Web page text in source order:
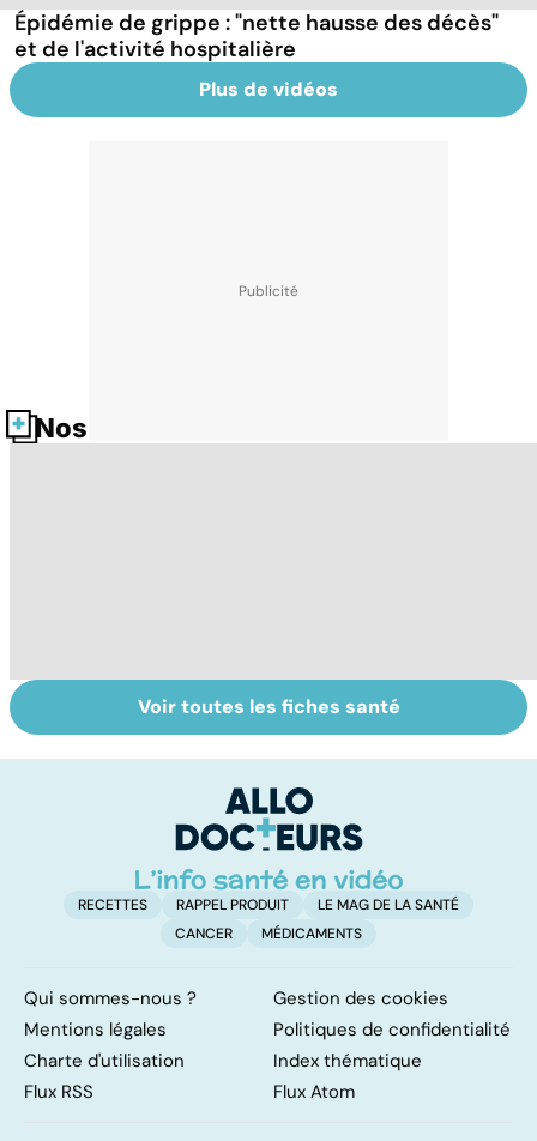
Épidémie de grippe : "nette hausse des décès"
et de l'activité hospitalière
Plus de vidéos
Nos fiches santé
Tout savoir sur
les infections
Tout savoir sur
les maux du froid
Voir toutes les fiches santé
RECETTES RAPPEL PRODUIT
LE MAG DE LA SANTÉ
CANCER
MÉDICAMENTS
Qui sommes-nous ?
Gestion des cookies
Mentions légales
Politiques de confidentialité
Charte d'utilisation
Index thématique
Flux RSS
Flux Atom